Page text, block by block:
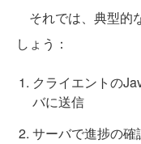
それでは、典型的
しょう：
クライエントの
バに送信
サーバで進捗の